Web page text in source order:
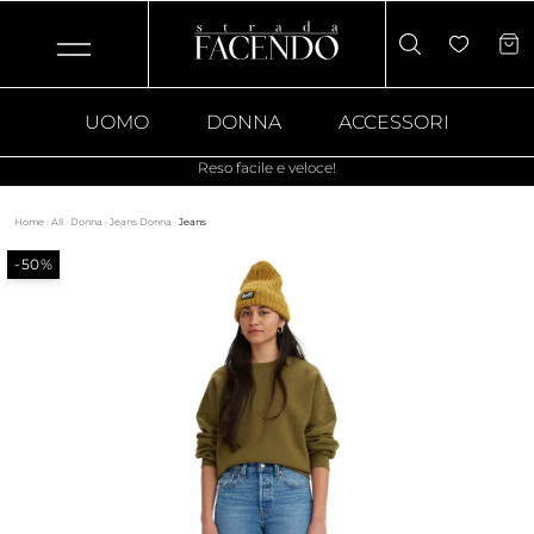
UOMO DONNA ACCESSORI
Reso facile e veloce!
Home · All · Donna · Jeans Donna · Jeans
-50%